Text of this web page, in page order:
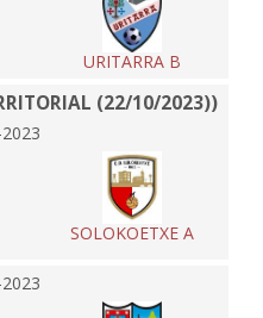
URITARRA B
(22/10/2023))
SOLOKOETXE A